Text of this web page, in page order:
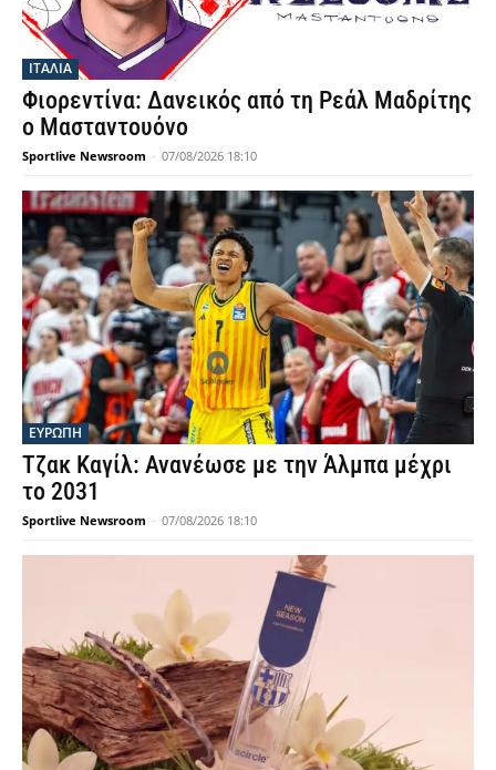
ΙΤΑΛΙΑ
Φιορεντίνα: Δανεικός από τη Ρεάλ Μαδρίτης
ο Μασταντουόνο
Sportlive Newsroom - 07/08/2026 18:10
ΕΥΡΩΠΗ
Τζακ Καγίλ: Ανανέωσε με την Άλμπα μέχρι
το 2031
Sportlive Newsroom - 07/08/2026 18:10